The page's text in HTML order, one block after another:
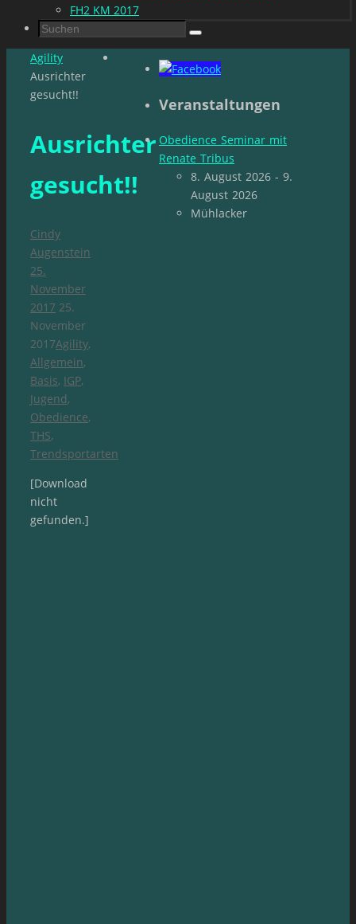
FH2 KM 2017
Suchen
nach:
Suchen
Start
Agility
Ausrichter
gesucht!!
Ausrichter
gesucht!!
Cindy
Augenstein
25.
November
2017 25.
November
2017Agility,
Allgemein,
Basis, IGP,
Jugend,
Obedience,
THS,
Trendsportarten
[Download
nicht
gefunden.]
Veranstaltungen
Obedience Seminar mit
Renate Tribus
8. August 2026 - 9.
August 2026
Mühlacker